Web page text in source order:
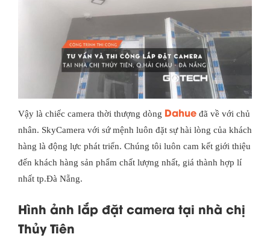
Vậy là chiếc camera thời thượng dòng Dahue đã về với chủ
nhân. SkyCamera với sứ mệnh luôn đặt sự hài lòng của khách
hàng là động lực phát triển. Chúng tôi luôn cam kết giới thiệu
đến khách hàng sản phẩm chất lượng nhất, giá thành hợp lí
nhất tp.Đà Nẵng.
Hình ảnh lắp đặt camera tại nhà chị
Thủy Tiên